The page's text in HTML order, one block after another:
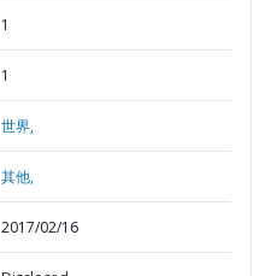
1
1
世界,
其他,
2017/02/16